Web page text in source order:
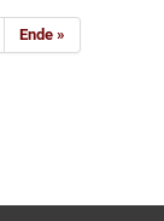
Ende »